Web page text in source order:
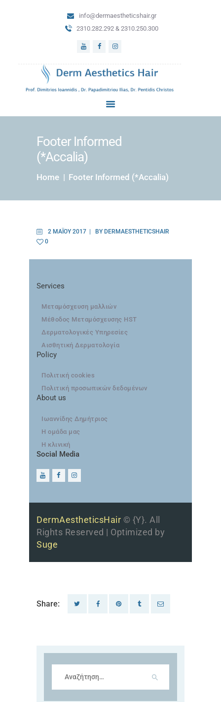
info@dermaestheticshair.gr
2310.282.292 & 2310.250.300
Footer Informed
(*Accalia)
Home Footer Informed (*Accalia)
ΑΡΧΙΚΗ
ΔΕΡΜΑΤΟΛΟΓΙΚΕΣ
ΥΠΗΡΕΣΙΕΣ
ΜΕΤΑΜΟΣΧΕΥΣΗ
ΜΑΛΛΙΩΝ
ΑΙΣΘΗΤΙΚΗ
ΔΕΡΜΑΤΟΛΟΓΙΑ
BLOG
2 ΜΑΪ́ΟΥ 2017 BY DERMAESTHETICSHAIR
0
Services
Μεταμόσχευση μαλλιών
Μέθοδος Μεταμόσχευσης HST
Δερματολογικές Υπηρεσίες
Αισθητική Δερματολογία
Policy
Πολιτική cookies
Πολιτική προσωπικών δεδομένων
About us
Ιωαννίδης Δημήτριος
Η ομάδα μας
Η κλινική
Social Media
DermAestheticsHair © {Y}. All
Rights Reserved | Optimized by
Suge
Share: